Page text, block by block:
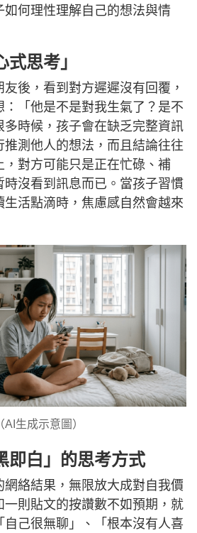
何理性理解自己的想法與情
思考」
後，看到對方遲遲沒有回覆，
：「他是不是對我生氣了？是不
多時候，孩子會在缺乏完整資訊
推測他人的想法，而且結論往往
對方可能只是正在忙碌、補
時沒看到訊息而已。當孩子習慣
生活點滴時，焦慮感自然會越來
（AI生成示意圖）
即白」的思考方式
絡結果，無限放大成對自我價
則貼文的按讚數不如預期，就
自己很無聊」、「根本沒有人喜